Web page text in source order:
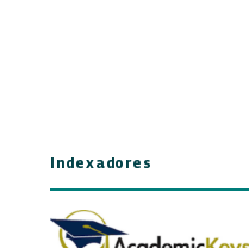
Indexadores